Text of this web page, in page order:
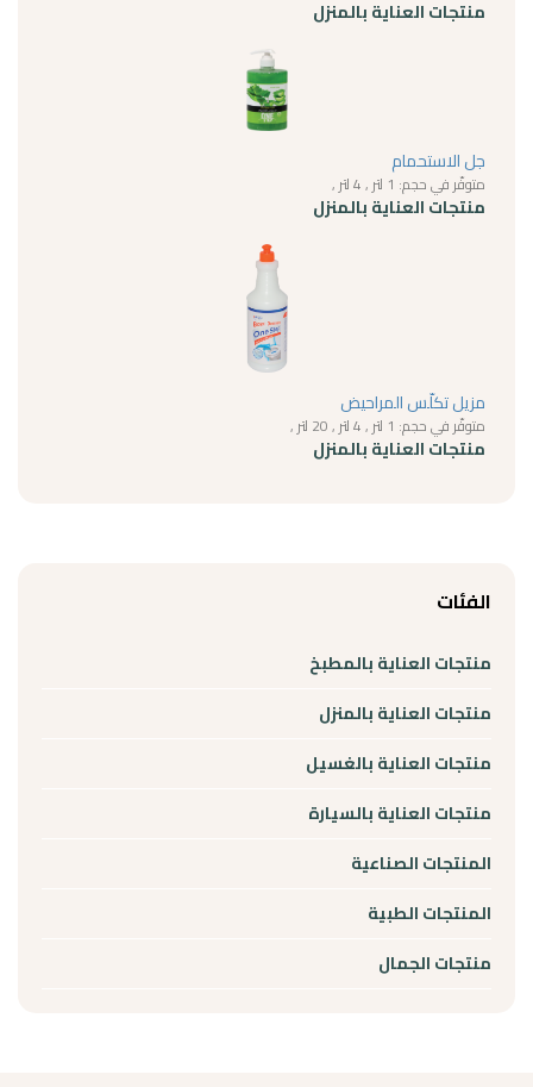
منتجات العناية بالمنزل
جل الاستحمام
متوفّر في حجم: 1 لتر , 4 لتر ,
منتجات العناية بالمنزل
مزيل تكلّس المراحيض
متوفّر في حجم: 1 لتر , 4 لتر , 20 لتر ,
منتجات العناية بالمنزل
الفئات
منتجات العناية بالمطبخ
منتجات العناية بالمنزل
منتجات العناية بالغسيل
منتجات العناية بالسيارة
المنتجات الصناعية
المنتجات الطبية
منتجات الجمال